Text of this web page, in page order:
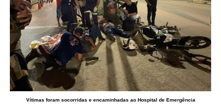
Vítimas foram socorridas e encaminhadas ao Hospital de Emergência